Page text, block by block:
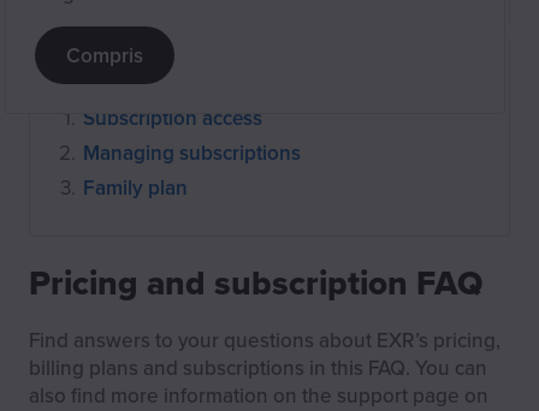
Compris
Article overview
Subscription access
Managing subscriptions
Family plan
Pricing and subscription FAQ
Find answers to your questions about EXR’s pricing,
billing plans and subscriptions in this FAQ. You can
also find more information on the support page on